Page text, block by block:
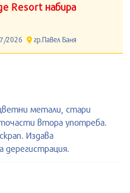
Resort набира
2026 гр.Павел Баня
метали, стари
втора употреба.
Издава
дерегистрация.